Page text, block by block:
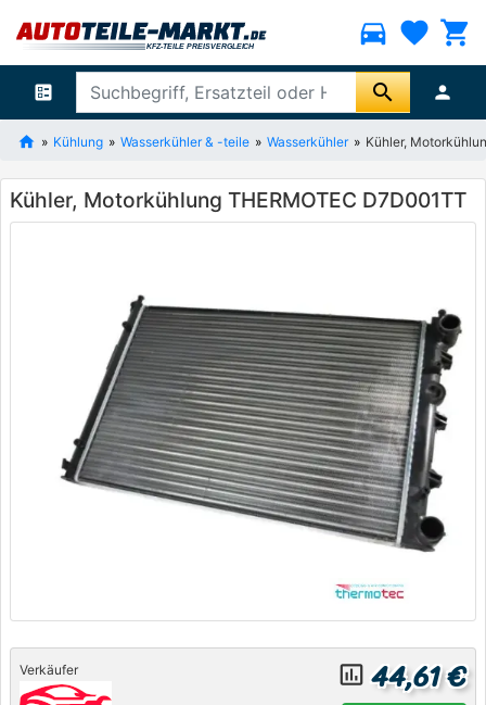
directions_car favorite shopping_cart
ballot search person
Kühlung Wasserkühler & -teile Wasserkühler Kühler,
Kühler, Motorkühlung THERMOTEC D7D001TT
Verkäufer insert_chart_outlined 44,61 €